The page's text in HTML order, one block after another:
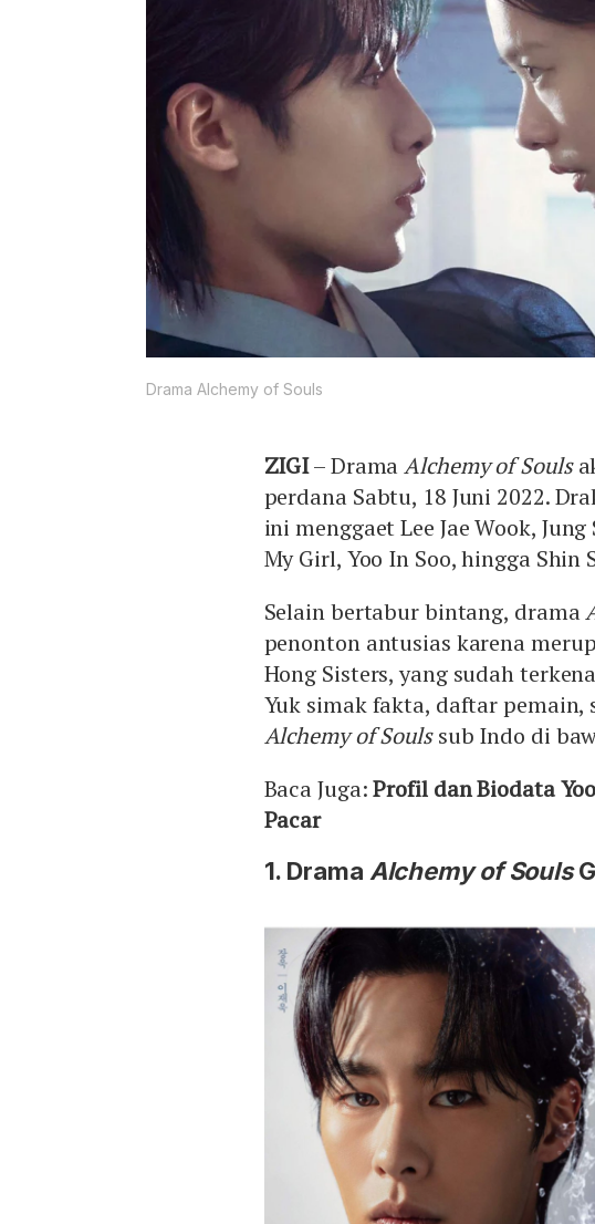
Drama Alchemy of Souls
ZIGI– DramaAlchemy of Souls
perdana Sabtu, 18 Juni 2022.
ini menggaet Lee Jae Wook,
My Girl, Yoo In Soo, hingga Shin
Selain bertabur bintang, drama
penonton antusias karena
Hong Sisters, yang sudah
Yuk simak fakta, daftar pemain,
Alchemy of Soulssub Indo di
Baca Juga:Profil dan Biodata
Pacar
1. Drama Alchemy of Souls